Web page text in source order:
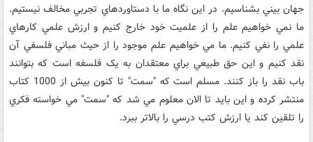
جهان بيني بشناسيم. در اين نگاه ما با دستاوردهاي تجربي مخالف نيستيم.
ما نمي خواهيم علم را از علميت خود خارج کنيم و ارزش علمي کارهاي
علمي را نفي کنيم. ما مي خواهيم علم موجود را از حيث مباني فلسفي آن
نقد کنيم و اين حق طبيعي براي معتقدان به يک فلسفه است که بتوانند
باب نقد را باز کنند. مسلم است که "سمت" تا کنون بيش از 1000 کتاب
منتشر کرده و اين بايد تا الان معلوم مي شد که "سمت" مي خواسته فکري
را تلقين کند يا ارزش کتب درسي را بالاتر ببرد.